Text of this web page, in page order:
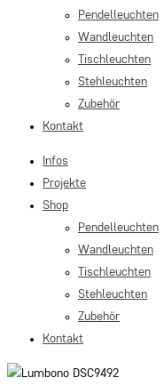
Pendelleuchten
Wandleuchten
Tischleuchten
Stehleuchten
Zubehör
Kontakt
Infos
Projekte
Shop
Pendelleuchten
Wandleuchten
Tischleuchten
Stehleuchten
Zubehör
Kontakt